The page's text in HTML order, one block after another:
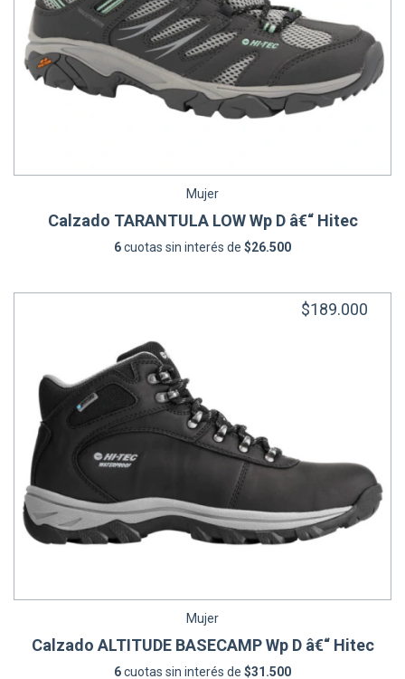
Mujer
Calzado TARANTULA LOW Wp D â€“ Hitec
6cuotas sin interés de $26.500
$189.000
Mujer
Calzado ALTITUDE BASECAMP Wp D â€“ Hitec
6cuotas sin interés de $31.500